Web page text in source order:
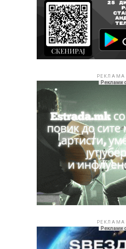
од богатата програма на
РЕКЛАМА
РЕКЛАМА
Реклами
РЕКЛАМА
Реклами